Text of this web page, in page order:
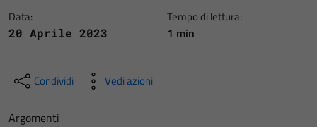
Data:
20 Aprile 2023
Tempo di lettura:
1 min
Condividi Vedi azioni
Argomenti